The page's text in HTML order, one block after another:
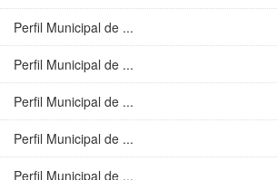
Perfil Municipal de ...
Perfil Municipal de ...
Perfil Municipal de ...
Perfil Municipal de ...
Perfil Municipal de ...